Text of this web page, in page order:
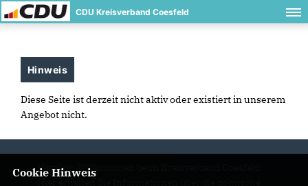
CDU Kreisverband Coesfeld
Hinweis
Diese Seite ist derzeit nicht aktiv oder existiert in unserem
Angebot nicht.
Herzlich Willkommen beim Kreisverband Coesfeld!
Cookie Hinweis